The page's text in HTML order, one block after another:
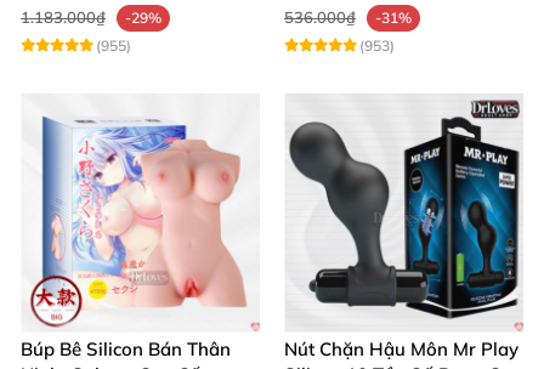
1.183.000₫
-29%
(955)
536.000₫
-31%
(953)
Búp Bê Silicon Bán Thân
Nút Chặn Hậu Môn Mr Play